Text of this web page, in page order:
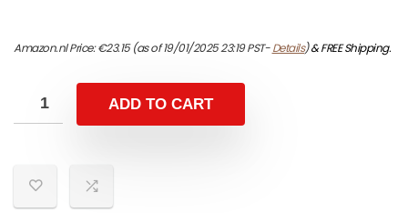
Amazon.nl Price:€23.15(as of 19/01/2025 23:19 PST-Details)&FREE Shipping.
ADD TO CART